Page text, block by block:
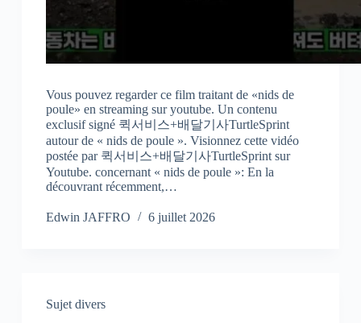
Vous pouvez regarder ce film traitant de «nids de
poule» en streaming sur youtube. Un contenu
exclusif signé 퀵서비스+배달기사TurtleSprint
autour de « nids de poule ». Visionnez cette vidéo
postée par 퀵서비스+배달기사TurtleSprint sur
Youtube. concernant « nids de poule »: En la
découvrant récemment,…
Edwin JAFFRO 6 juillet 2026
Sujet divers